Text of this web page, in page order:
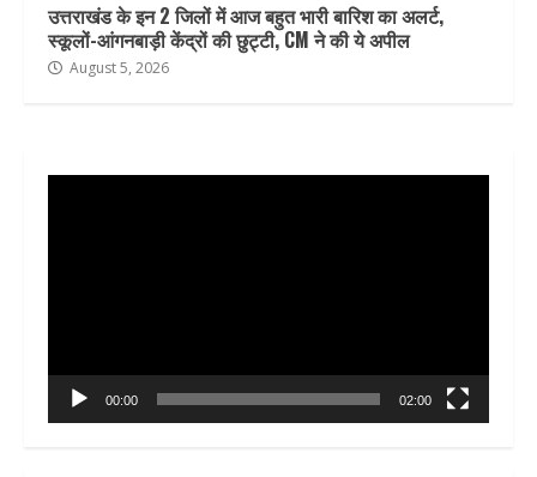
उत्तराखंड के इन 2 जिलों में आज बहुत भारी बारिश का अलर्ट,
स्कूलों-आंगनबाड़ी केंद्रों की छुट्टी, CM ने की ये अपील
August 5, 2026
00:00 02:00